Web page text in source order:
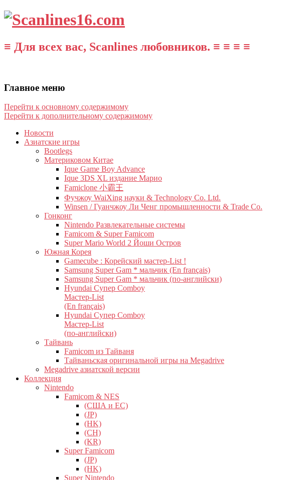
≡ Для всех вас, Scanlines любовников. ≡ ≡ ≡ ≡
Главное меню
Перейти к основному содержимому
Перейти к дополнительному содержимому
Новости
Азиатские игры
Bootlegs
Материковом Китае
Ique Game Boy Advance
Ique 3DS XL издание Марио
Famiclone 小霸王
Фучжоу WaiXing науки & Technology Co. Ltd.
Winsen / Гуанчжоу Ли Ченг промышленности & Trade Co.
Гонконг
Nintendo Развлекательные системы
Famicom & Super Famicom
Super Mario World 2 Йоши Остров
Южная Корея
Gamecube : Корейский мастер-List !
Samsung Super Gam * мальчик (En français)
Samsung Super Gam * мальчик (по-английски)
Hyundai Супер Comboy
Мастер-List
(En français)
Hyundai Супер Comboy
Мастер-List
(по-английски)
Тайвань
Famicom из Тайваня
Тайваньская оригинальной игры на Megadrive
Megadrive азиатской версии
Коллекция
Nintendo
Famicom & NES
(США и ЕС)
(JP)
(HK)
(CH)
(KR)
Super Famicom
(JP)
(HK)
Super Nintendo